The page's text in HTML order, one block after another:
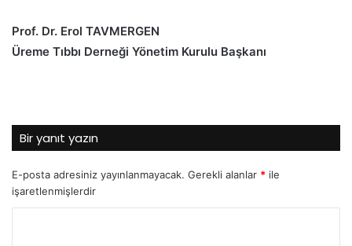
Prof. Dr. Erol TAVMERGEN
Üreme Tıbbı Derneği Yönetim Kurulu Başkanı
Bir yanıt yazın
E-posta adresiniz yayınlanmayacak. Gerekli alanlar * ile
işaretlenmişlerdir